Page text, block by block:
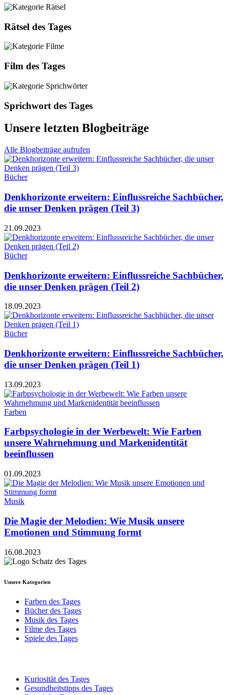
Rätsel des Tages
Film des Tages
Sprichwort des Tages
Unsere letzten Blogbeiträge
Alle Blogbeiträge aufrufen
Bücher
Denkhorizonte erweitern: Einflussreiche Sachbücher,
die unser Denken prägen (Teil 3)
21.09.2023
Bücher
Denkhorizonte erweitern: Einflussreiche Sachbücher,
die unser Denken prägen (Teil 2)
18.09.2023
Bücher
Denkhorizonte erweitern: Einflussreiche Sachbücher,
die unser Denken prägen (Teil 1)
13.09.2023
Farben
Farbpsychologie in der Werbewelt: Wie Farben
unsere Wahrnehmung und Markenidentität
beeinflussen
01.09.2023
Musik
Die Magie der Melodien: Wie Musik unsere
Emotionen und Stimmung formt
16.08.2023
Unsere Kategorien
Farben des Tages
Bücher des Tages
Musik des Tages
Filme des Tages
Spiele des Tages
Kuriosität des Tages
Gesundheitstipps des Tages